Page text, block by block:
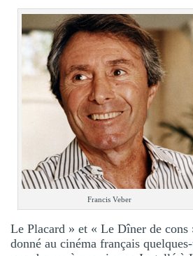
Francis Veber
Le Placard » et « Le Dîner de cons
donné au cinéma français